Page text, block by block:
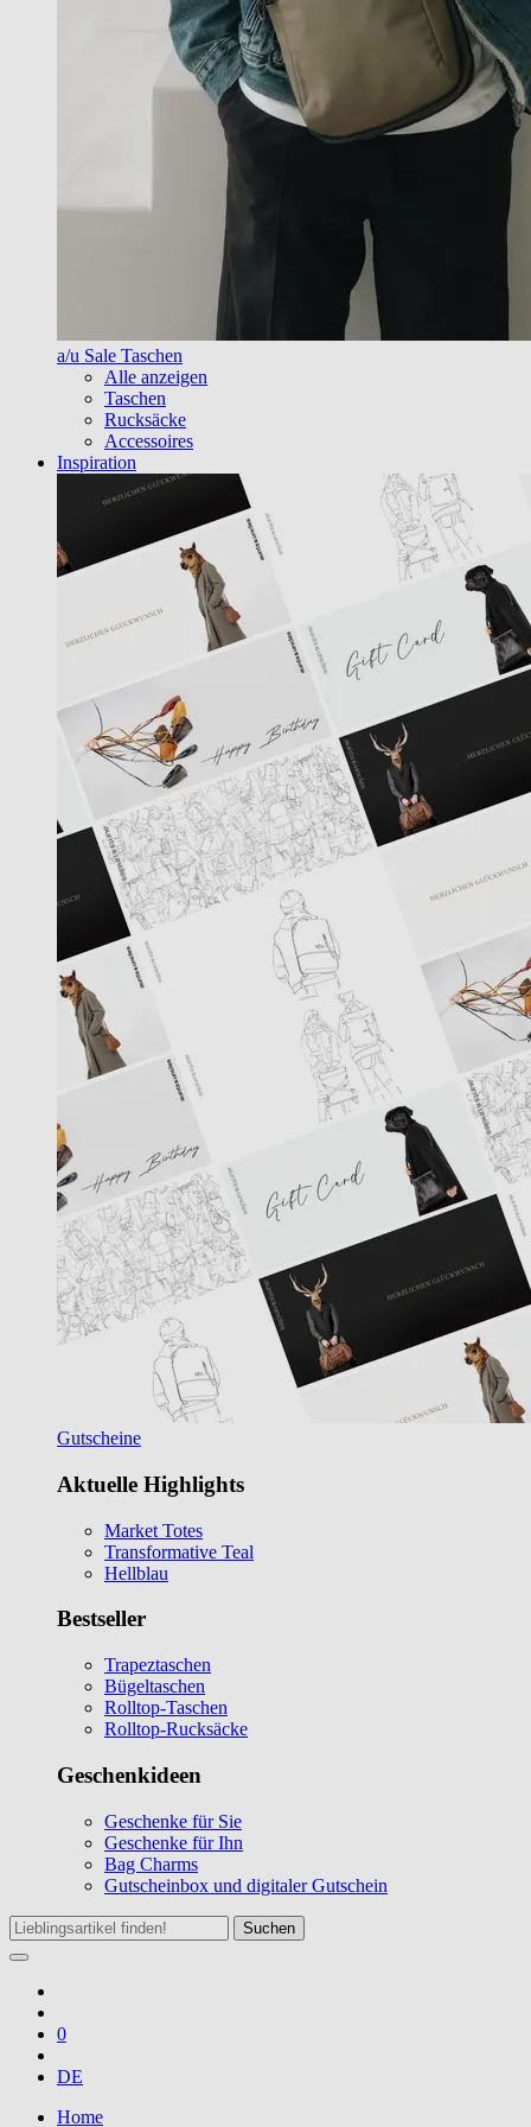
a/u Sale Taschen
Alle anzeigen
Taschen
Rucksäcke
Accessoires
Inspiration
Gutscheine
Aktuelle Highlights
Market Totes
Transformative Teal
Hellblau
Bestseller
Trapeztaschen
Bügeltaschen
Rolltop-Taschen
Rolltop-Rucksäcke
Geschenkideen
Geschenke für Sie
Geschenke für Ihn
Bag Charms
Gutscheinbox und digitaler Gutschein
Suchen
0
DE
Home